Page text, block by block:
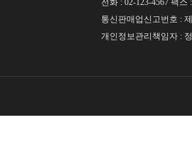
통신판매업신고번호 :
개인정보관리책임자 :